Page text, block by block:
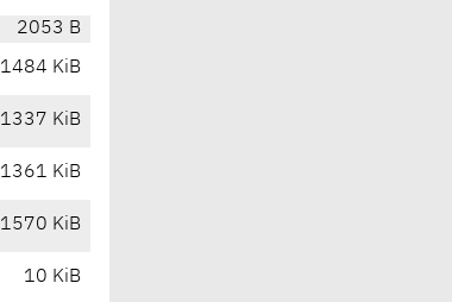
2053 B
1484 KiB
1337 KiB
1361 KiB
1570 KiB
10 KiB